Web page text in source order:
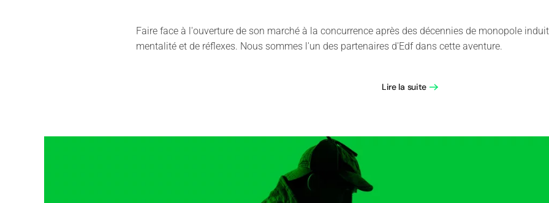
Faire face à l'ouverture de son marché à la concurrence après des décennies de monopole
mentalité et de réflexes. Nous sommes l'un des partenaires d'Edf dans cette aventure.
Lire la suite